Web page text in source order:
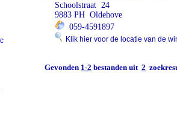
Schoolstraat 24
9883 PH Oldehove
059-4591897
Klik hier voor de locatie van de
Gevonden 1-2 bestanden uit 2